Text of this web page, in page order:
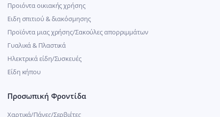
Προιόντα οικιακής χρήσης
Ειδη σπιτιού & διακόσμησης
Προϊόντα μιας χρήσης/Σακούλες απορριμμάτων
Γυαλικά & Πλαστικά
Ηλεκτρικά είδη/Συσκευές
Είδη κήπου
Προσωπική Φροντίδα
Χαρτικά/Πάνες/Σερβιέτες